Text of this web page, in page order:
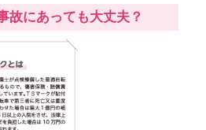
故にあっても大丈夫？